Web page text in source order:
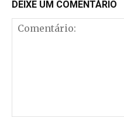
DEIXE UM COMENTÁRIO